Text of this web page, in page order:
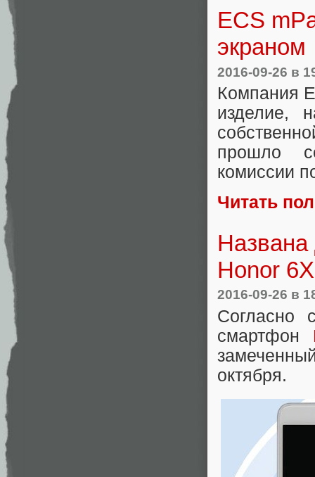
ECS
экраном
2016-09-26 в
Компания
изделие,
прошло
комиссии
Читать
Honor 6X
2016-09-26 в
Согласно
смартфон
октября.